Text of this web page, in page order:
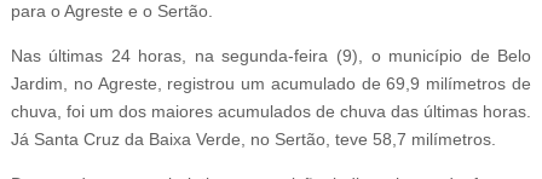
para o Agreste e o Sertão.
Nas últimas 24 horas, na segunda-feira (9), o município de Belo
Jardim, no Agreste, registrou um acumulado de 69,9 milímetros de
chuva, foi um dos maiores acumulados de chuva das últimas horas.
Já Santa Cruz da Baixa Verde, no Sertão, teve 58,7 milímetros.